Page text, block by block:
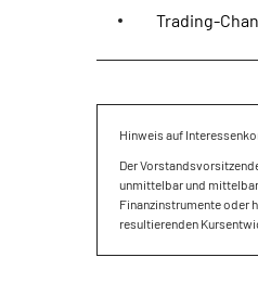
Trading-
Hinweis auf
Der
unmittelbar und
Finanzinstrumente oder
resultierenden